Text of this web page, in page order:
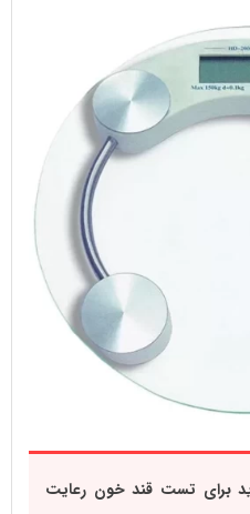
برای تست قند خون رعایت